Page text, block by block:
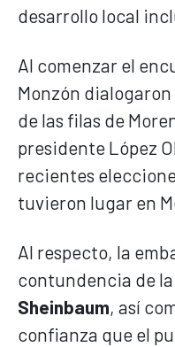
desarrollo local
Al comenzar el
Monzón
de las filas de
presidente López
recientes
tuvieron lugar en
Al respecto, la
contundencia de
Sheinbaum, así
confianza que el